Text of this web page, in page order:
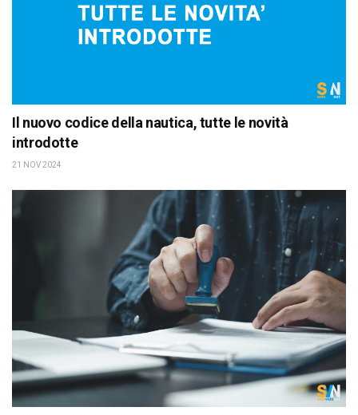
Il nuovo codice della nautica, tutte le novità
introdotte
21 NOV 2024